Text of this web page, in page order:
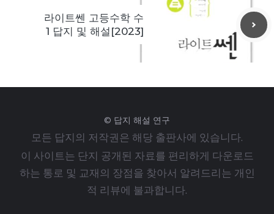
라이트쎈 고등수학 수
1 답지 및 해설[2023]
© 답지 해설 연구
모든 답지의 저작권은 해당 출판사에 있습니다.
이 사이트는 단지 공개된 자료를 편리하게 다운로드
하는 통로 및 교재의 장점을 찾아서 알려드리는 개인
적 리뷰에 불과합니다.